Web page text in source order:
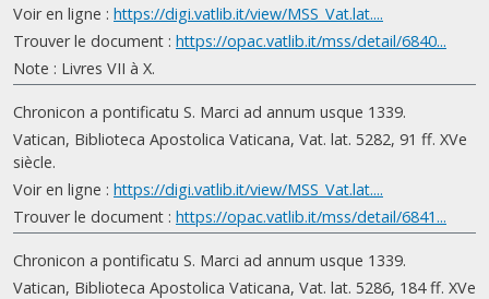
Voir en ligne : https://digi.vatlib.it/view/MSS_Vat.lat....
Trouver le document : https://opac.vatlib.it/mss/detail/6840...
Note : Livres VII à X.
Chronicon a pontificatu S. Marci ad annum usque 1339.
Vatican, Biblioteca Apostolica Vaticana, Vat. lat. 5282, 91 ff. XVe
siècle.
Voir en ligne : https://digi.vatlib.it/view/MSS_Vat.lat....
Trouver le document : https://opac.vatlib.it/mss/detail/6841...
Chronicon a pontificatu S. Marci ad annum usque 1339.
Vatican, Biblioteca Apostolica Vaticana, Vat. lat. 5286, 184 ff. XVe